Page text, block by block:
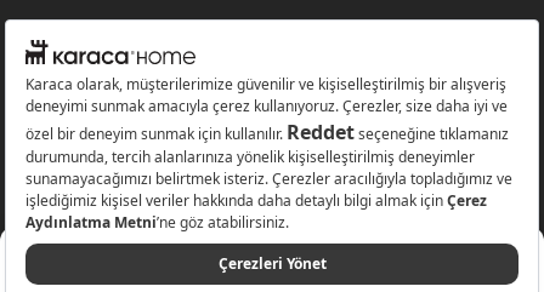
Sepete Ekle
© 2026 Karaca Home Collection Tekstil Sanayi ve Ticaret A.Ş. - Tüm hakları
saklıdır.